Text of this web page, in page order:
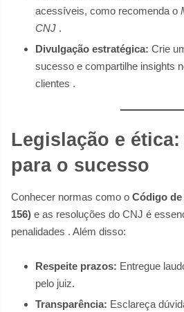
acessíveis, como recomenda o
CNJ .
Divulgação estratégica: Crie
sucesso e compartilhe insights
clientes .
Legislação e
para o sucesso
Conhecer normas como o Código
156) e as resoluções do CNJ é
penalidades . Além disso:
Respeite prazos: Entregue
pelo juiz.
Transparência: Esclareça